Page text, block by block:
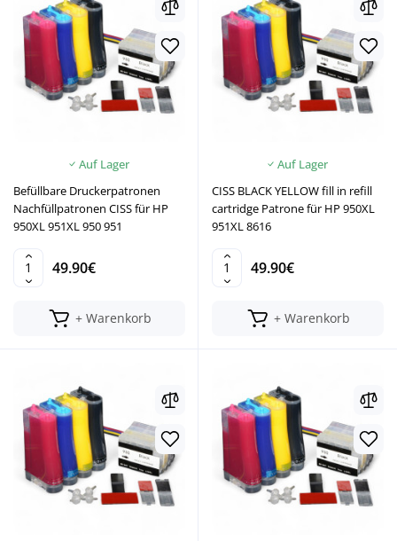
Auf Lager
Befüllbare Druckerpatronen
Nachfüllpatronen CISS für HP
950XL 951XL 950 951
49.90€
+ Warenkorb
Auf Lager
CISS BLACK YELLOW fill in refill
cartridge Patrone für HP 950XL
951XL 8616
49.90€
+ Warenkorb